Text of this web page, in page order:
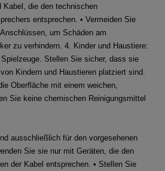
Kabel, die den technischen
entsprechen. • Vermeiden Sie
um Schäden am
zu verhindern. 4. Kinder und Haustiere:
Stellen Sie sicher, dass sie
Kindern und Haustieren platziert sind.
Oberfläche mit einem weichen,
Sie keine chemischen Reinigungsmittel
ausschließlich für den vorgesehenen
Sie sie nur mit Geräten, die den
der Kabel entsprechen. • Stellen Sie